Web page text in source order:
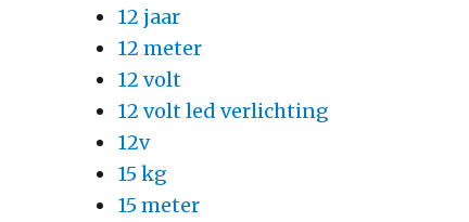
12 jaar
12 meter
12 volt
12 volt led verlichting
12v
15 kg
15 meter